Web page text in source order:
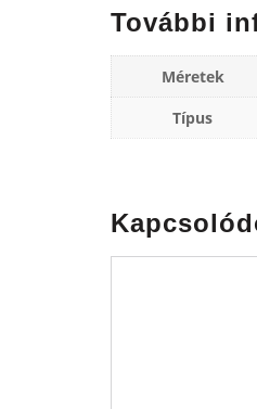
További
Méretek
Típus